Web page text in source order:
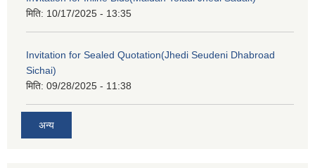
मिति: 10/17/2025 - 13:35
Invitation for Sealed Quotation(Jhedi Seudeni Dhabroad
Sichai)
मिति: 09/28/2025 - 11:38
अन्य